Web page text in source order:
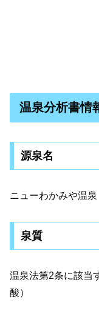
温泉分析書情
源泉名
ニューわかみや温泉
泉質
温泉法第2条に該当
酸）